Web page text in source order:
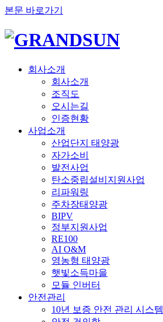
본문 바로가기
회사소개
회사소개
조직도
오시는길
인증현황
사업소개
산업단지 태양광
자가소비
발전사업
탄소중립설비지원사업
리파워링
주차장태양광
BIPV
정부지원사업
RE100
AI O&M
영농형 태양광
햇빛소득마을
모듈 인버터
안전관리
10년 보증 안전 관리 시스템